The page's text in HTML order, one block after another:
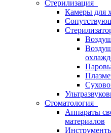
Стерилизация
Камеры для
Стоматология
Аппараты
материалов